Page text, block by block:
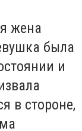
жена
была
и
в стороне,